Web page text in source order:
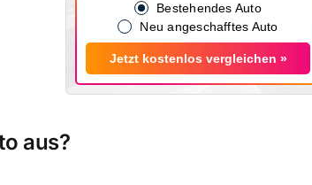
Bestehendes Auto
Neu angeschafftes Auto
Jetzt kostenlos vergleichen »
aus?